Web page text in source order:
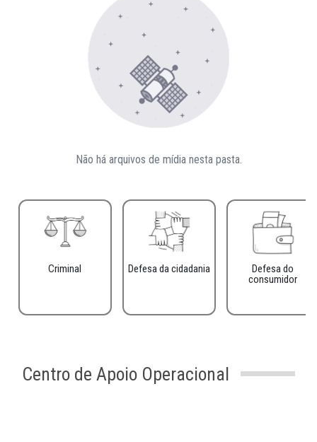
Não há arquivos de mídia nesta pasta.
Criminal Defesa da cidadania
Defesa do
consumidor
Centro de Apoio Operacional